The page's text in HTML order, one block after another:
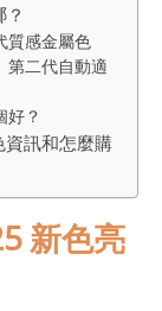
質感金屬色
二代自動適
好？
訊和怎麼購
新色亮